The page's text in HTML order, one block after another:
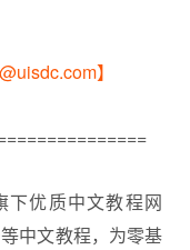
】
下优质中文教程网
中文教程，为零基